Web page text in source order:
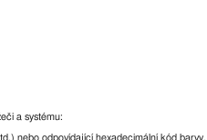
a systému:
nebo odpovídající hexadecimální kód